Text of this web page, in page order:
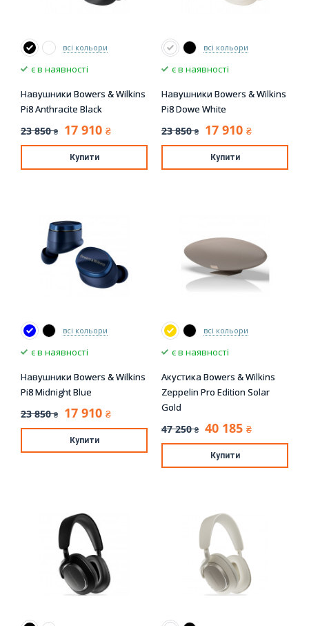
всі кольори
є в наявності
Навушники Bowers & Wilkins
Pi8 Anthracite Black
23 850 ₴ 17 910 ₴
Купити
всі кольори
є в наявності
Навушники Bowers & Wilkins
Pi8 Dowe White
23 850 ₴ 17 910 ₴
Купити
всі кольори
є в наявності
Навушники Bowers & Wilkins
Pi8 Midnight Blue
23 850 ₴ 17 910 ₴
Купити
всі кольори
є в наявності
Акустика Bowers & Wilkins
Zeppelin Pro Edition Solar
Gold
47 250 ₴ 40 185 ₴
Купити